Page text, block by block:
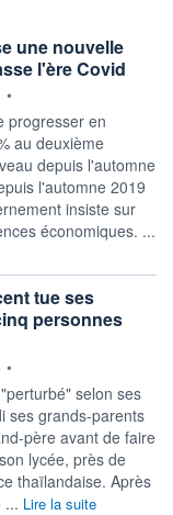
une nouvelle
l'ère Covid
•
progresser en
au deuxième
depuis l'automne
l'automne 2019
insiste sur
économiques. ...
tue ses
personnes
•
selon ses
ses grands-parents
père avant de faire
lycée, près de
thaïlandaise. Après
... Lire la suite